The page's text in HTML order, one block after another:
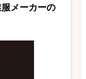
メーカーの